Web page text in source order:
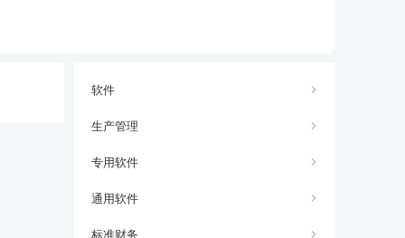
软件
生产管理
专用软件
通用软件
标准财务